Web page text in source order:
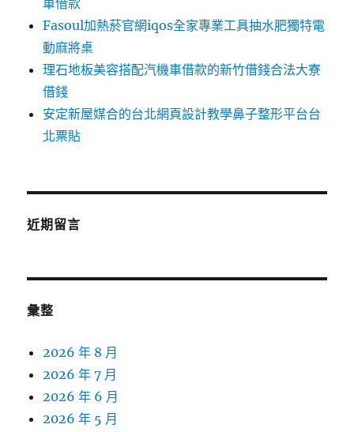
車借款
Fasoul加熱菸官網iqos全家專業工具抽水肥獨特電
動麻將桌
理石地板美容搭配汽機車借款的新竹借錢合法大寮
借錢
安定新屋媒合的台北網頁設計教學鼻子整形平台台
北票貼
近期留言
彙整
2026 年 8 月
2026 年 7 月
2026 年 6 月
2026 年 5 月